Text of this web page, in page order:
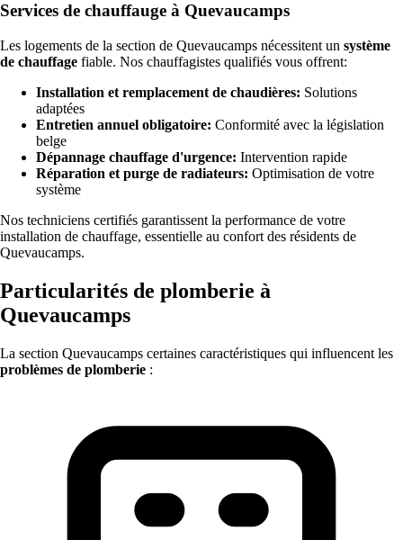
Services de chauffauge à Quevaucamps
Les logements de la section de Quevaucamps nécessitent un système
de chauffage fiable. Nos chauffagistes qualifiés vous offrent:
Installation et remplacement de chaudières: Solutions
adaptées
Entretien annuel obligatoire: Conformité avec la législation
belge
Dépannage chauffage d'urgence: Intervention rapide
Réparation et purge de radiateurs: Optimisation de votre
système
Nos techniciens certifiés garantissent la performance de votre
installation de chauffage, essentielle au confort des résidents de
Quevaucamps.
Particularités de plomberie à
Quevaucamps
La section Quevaucamps certaines caractéristiques qui influencent les
problèmes de plomberie :